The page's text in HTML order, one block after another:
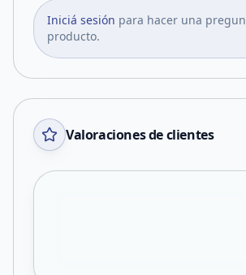
Iniciá sesión para hacer una
producto.
Valoraciones de clientes